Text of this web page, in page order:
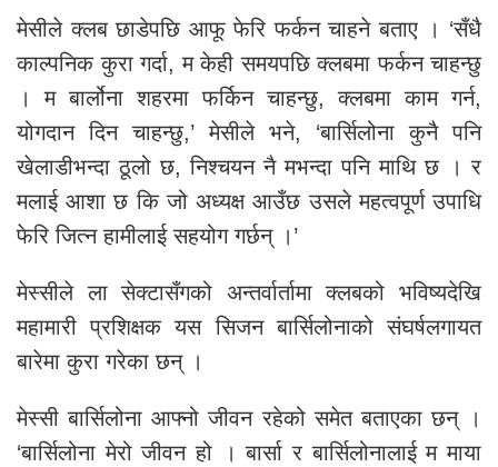
मेसीले क्लब छाडेपछि आफू फेरि फर्कन चाहने बताए । ‘सँधै
काल्पनिक कुरा गर्दा, म केही समयपछि क्लबमा फर्कन चाहन्छु
। म बार्लोना शहरमा फर्किन चाहन्छु, क्लबमा काम गर्न,
योगदान दिन चाहन्छु,’ मेसीले भने, ‘बार्सिलोना कुनै पनि
खेलाडीभन्दा ठूलो छ, निश्चयन नै मभन्दा पनि माथि छ । र
मलाई आशा छ कि जो अध्यक्ष आउँछ उसले महत्वपूर्ण उपाधि
फेरि जित्न हामीलाई सहयोग गर्छन् ।’
मेस्सीले ला सेक्टासँगको अन्तर्वार्तामा क्लबको भविष्यदेखि
महामारी प्रशिक्षक यस सिजन बार्सिलोनाको संघर्षलगायत
बारेमा कुरा गरेका छन् ।
मेस्सी बार्सिलोना आफ्नो जीवन रहेको समेत बताएका छन् ।
‘बार्सिलोना मेरो जीवन हो । बार्सा र बार्सिलोनालाई म माया